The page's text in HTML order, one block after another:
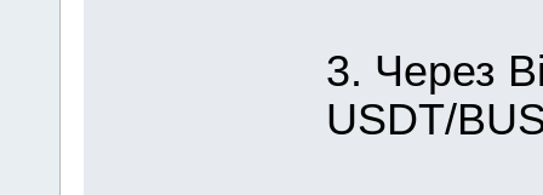
3. Через
USDT/